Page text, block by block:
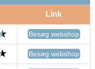
Link
Besøg webshop
Besøg webshop